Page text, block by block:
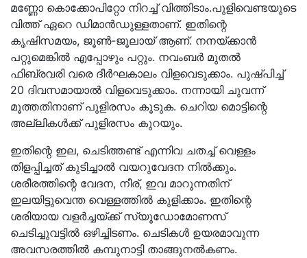
മണ്ണോ കൊക്കോപിറ്റോ നിറച്ച് വിത്തിടാം.പുളിവെണ്ടയുടെ
വിത്ത് ഏറെ ഡിമാന്‍ഡുള്ളതാണ്. ഇതിന്റെ
കൃഷിസമയം, ജൂണ്‍-ജൂലായ് ആണ്. നനയ്ക്കാന്‍
പറ്റുമെങ്കില്‍ എപ്പോഴും പറ്റും. നവംബര്‍ മുതല്‍
ഫിബ്രവരി വരെ ദീര്‍ഘകാലം വിളവെടുക്കാം. പുഷ്പിച്ച്
20 ദിവസമായാല്‍ വിളവെടുക്കാം. നന്നായി ചുവന്ന്
മൂത്തതിനാണ് പുളിരസം കൂടുക. ചെറിയ മൊട്ടിന്റെ
അല്ലികള്‍ക്ക് പുളിരസം കുറയും.
ഇതിന്റെ ഇല, ചെടിത്തണ്ട് എന്നിവ ചതച്ച് വെള്ളം
തിളപ്പിച്ചത് കുടിച്ചാല്‍ വയറുവേദന നില്‍ക്കും.
ശരീരത്തിന്റെ വേദന, നീര്, ഇവ മാറുന്നതിന്
ഇലയിട്ടുവെന്ത വെള്ളത്തില്‍ കുളിക്കാം. ഇതിന്റെ
ശരിയായ വളര്‍ച്ചയ്ക്ക് സ്യൂഡോമോണസ്
ചെടിച്ചുവട്ടില്‍ ഒഴിച്ചിടണം. ചെടികള്‍ ഉയരമാവുന്ന
അവസരത്തില്‍ കമ്പുനാട്ടി താങ്ങുനല്‍കണം.